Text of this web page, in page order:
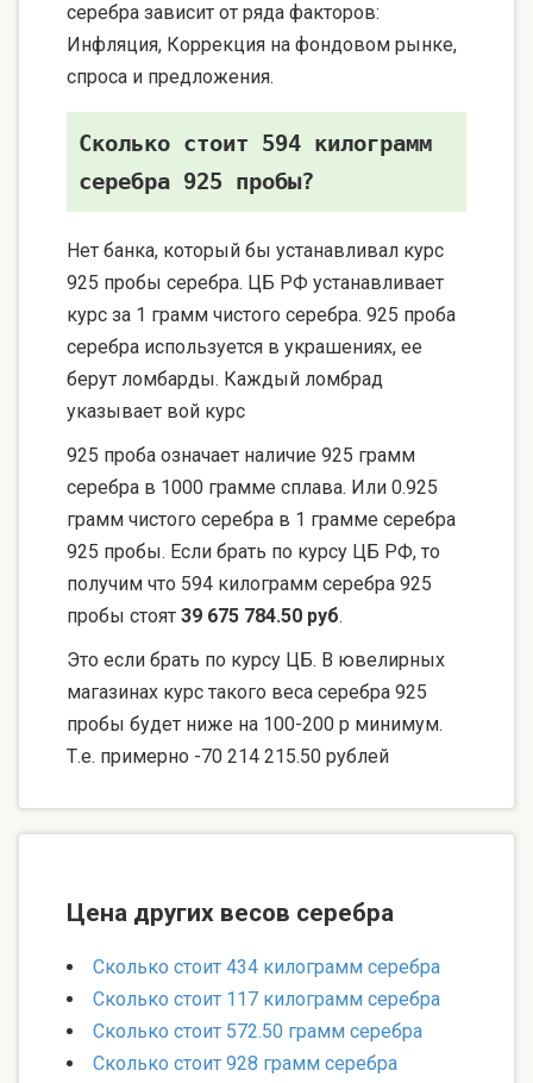
серебра зависит от ряда факторов:
Инфляция, Коррекция на фондовом рынке,
спроса и предложения.
Сколько стоит 594 килограмм
серебра 925 пробы?
Нет банка, который бы устанавливал курс
925 пробы серебра. ЦБ РФ устанавливает
курс за 1 грамм чистого серебра. 925 проба
серебра используется в украшениях, ее
берут ломбарды. Каждый ломбрад
указывает вой курс
925 проба означает наличие 925 грамм
серебра в 1000 грамме сплава. Или 0.925
грамм чистого серебра в 1 грамме серебра
925 пробы. Если брать по курсу ЦБ РФ, то
получим что 594 килограмм серебра 925
пробы стоят 39 675 784.50 руб.
Это если брать по курсу ЦБ. В ювелирных
магазинах курс такого веса серебра 925
пробы будет ниже на 100-200 р минимум.
Т.е. примерно -70 214 215.50 рублей
Цена других весов серебра
Сколько стоит 434 килограмм серебра
Сколько стоит 117 килограмм серебра
Сколько стоит 572.50 грамм серебра
Сколько стоит 928 грамм серебра